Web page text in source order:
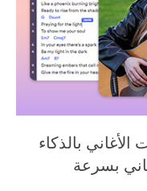
الأغاني بالذكاء
بسرعة